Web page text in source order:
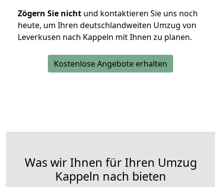
Zögern Sie nicht und kontaktieren Sie uns noch
heute, um Ihren deutschlandweiten Umzug von
Leverkusen nach Kappeln mit Ihnen zu planen.
Kostenlose Angebote erhalten
Was wir Ihnen für Ihren Umzug
Kappeln nach bieten